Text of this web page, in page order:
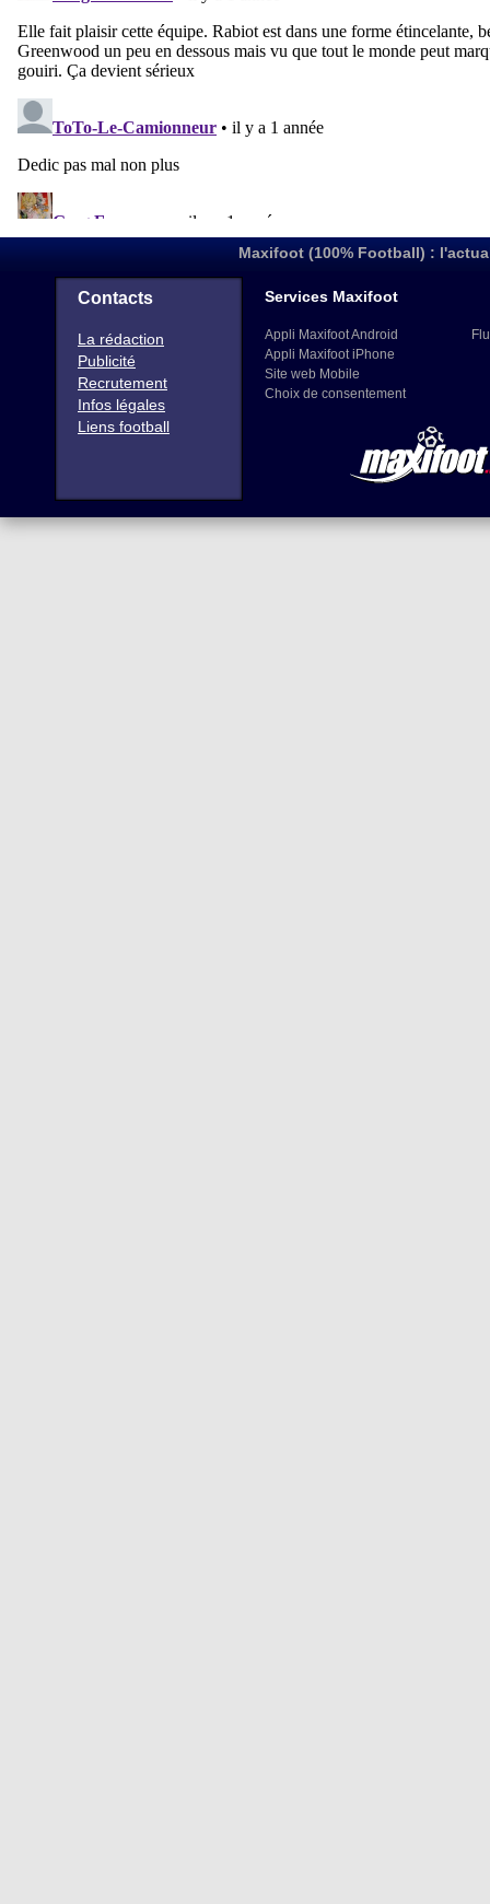
Maxifoot (100% Football) :
Contacts
La rédaction
Publicité
Recrutement
Infos légales
Liens football
Services Maxifoot
Appli Maxifoot Android
Appli Maxifoot iPhone
Site web Mobile
Choix de consentement